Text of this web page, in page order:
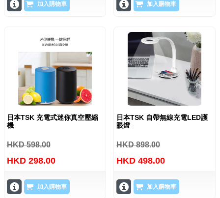
加入購物車 加入購物車
日本TSK 充電式迷你真空壓縮
機
HKD 598.00
HKD 298.00
加入購物車
日本TSK 自帶無線充電LED護
眼燈
HKD 898.00
HKD 498.00
加入購物車